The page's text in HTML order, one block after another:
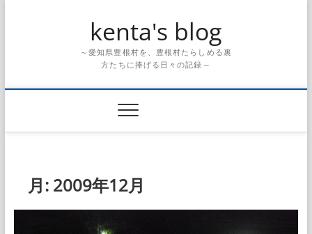
kenta's blog
～愛知県豊根村を、豊根村たらしめる裏
方たちに捧げる日々の記録～
月: 2009年12月